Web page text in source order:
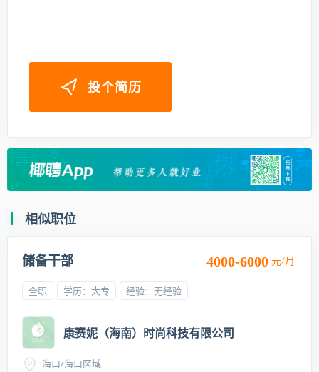
投个简历
相似职位
4000-6000 元/月
储备干部
全职 学历：大专 经验：无经验
康赛妮（海南）时尚科技有限公司
海口/海口区域